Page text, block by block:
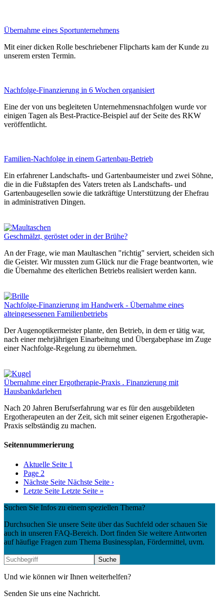
Übernahme eines Sportunternehmens
Mit einer dicken Rolle beschriebener Flipcharts kam der Kunde zu
unserem ersten Termin.
Nachfolge-Finanzierung in 6 Wochen organisiert
Eine der von uns begleiteten Unternehmensnachfolgen wurde vor
einigen Tagen als Best-Practice-Beispiel auf der Seite des RKW
veröffentlicht.
Familien-Nachfolge in einem Gartenbau-Betrieb
Ein erfahrener Landschafts- und Gartenbaumeister und zwei Söhne,
die in die Fußstapfen des Vaters treten als Landschafts- und
Gartenbaugesellen sowie die tatkräftige Unterstützung der Ehefrau
in administrativen Dingen.
Geschmälzt, geröstet oder in der Brühe?
An der Frage, wie man Maultaschen "richtig" serviert, scheiden sich
die Geister. Wir mussten zum Glück nur die Frage beantworten, wie
die Übernahme des elterlichen Betriebs realisiert werden kann.
Nachfolge-Finanzierung im Handwerk - Übernahme eines
alteingesessenen Familienbetriebs
Der Augenoptikermeister plante, den Betrieb, in dem er tätig war,
nach einer mehrjährigen Einarbeitung und Übergabephase im Zuge
einer Nachfolge-Regelung zu übernehmen.
Übernahme einer Ergotherapie-Praxis . Finanzierung mit
Hausbankdarlehen
Nach 20 Jahren Berufserfahrung war es für den ausgebildeten
Ergotherapeuten an der Zeit, sich mit seiner eigenen Ergotherapie-
Praxis selbständig zu machen.
Seitennummerierung
Aktuelle Seite 1
Page 2
Nächste Seite Nächste Seite ›
Letzte Seite Letzte Seite »
Suchen Sie Infos zu einem speziellen Thema?
Durchsuchen Sie unsere Seite über das Suchfeld oder schauen Sie
auch in unseren FAQ-Bereich. Dort finden Sie weitere Antworten
auf häufige Fragen zum Thema Businessplan, Fördermittel, uvm.
Und wie können wir Ihnen weiterhelfen?
Senden Sie uns eine Nachricht.